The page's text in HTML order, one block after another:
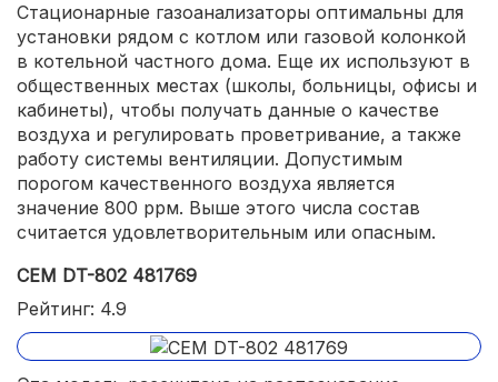
Стационарные газоанализаторы оптимальны для
установки рядом с котлом или газовой колонкой
в котельной частного дома. Еще их используют в
общественных местах (школы, больницы, офисы и
кабинеты), чтобы получать данные о качестве
воздуха и регулировать проветривание, а также
работу системы вентиляции. Допустимым
порогом качественного воздуха является
значение 800 ррм. Выше этого числа состав
считается удовлетворительным или опасным.
СЕМ DT-802 481769
Рейтинг: 4.9